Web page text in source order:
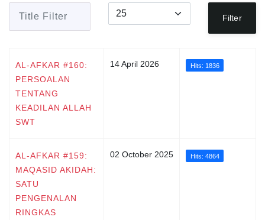
Title Filter Display #
Filter
AL-AFKAR #160:
PERSOALAN
TENTANG
KEADILAN ALLAH
SWT
14 April 2026 Hits: 1836
AL-AFKAR #159:
MAQASID AKIDAH:
SATU
PENGENALAN
RINGKAS
02 October 2025 Hits: 4864